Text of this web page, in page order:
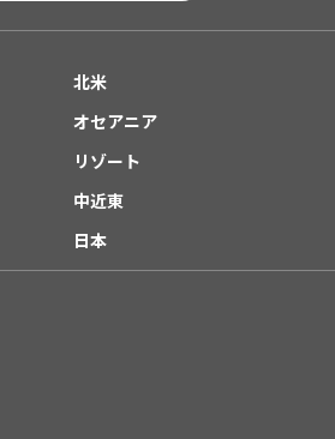
北米
オセアニア
リゾート
中近東
日本